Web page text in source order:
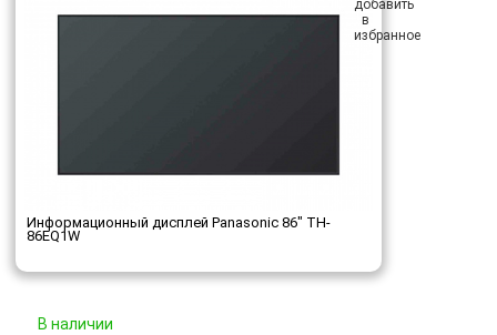
Информационный дисплей Panasonic 86" TH-
86EQ1W
В наличии